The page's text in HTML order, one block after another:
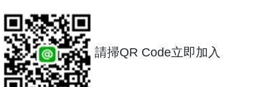
請掃QR Code立即加入